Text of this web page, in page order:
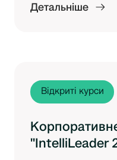
Детальніше
Відкриті курси
"IntelliLeader